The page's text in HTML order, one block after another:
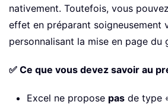
nativement. Toutefois, vous
effet en préparant soigneusement
personnalisant la mise en page du
✅ Ce que vous devez savoir au
Excel ne propose pas de type